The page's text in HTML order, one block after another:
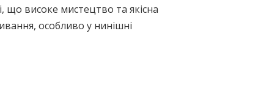
що високе мистецтво та якісна
особливо у нинішні